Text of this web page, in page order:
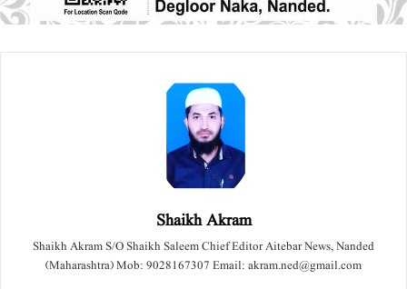
Shaikh Akram
Shaikh Akram S/O Shaikh Saleem Chief Editor Aitebar News, Nanded
(Maharashtra) Mob: 9028167307 Email: akram.ned@gmail.com